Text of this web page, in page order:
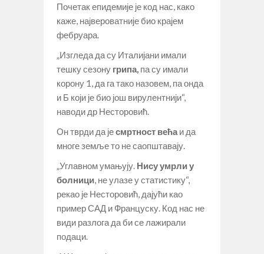
Почетак епидемије је код нас, како
каже, највероватније био крајем
фебруара.
„Изгледа да су Италијани имали
тешку сезону грипа, па су имали
корону 1, да га тако назовем, па онда
и Б који је био још вирулентнији“,
наводи др Несторовић.
Он тврди да јесмртност већа и да
многе земље то не саопштавају.
„Углавном умањују. Нису умрли у
болници , не улазе у статистику“,
рекао је Несторовић, дајући као
пример САД и Француску. Код нас не
види разлога да би се лажирали
подаци.